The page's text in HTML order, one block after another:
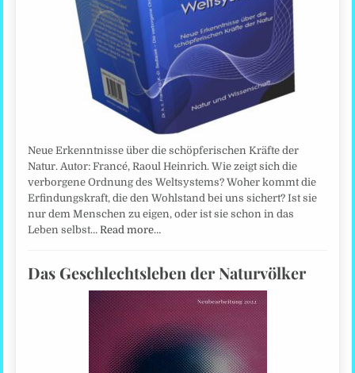
Neue Erkenntnisse über die schöpferischen Kräfte der
Natur. Autor: Francé, Raoul Heinrich. Wie zeigt sich die
verborgene Ordnung des Weltsystems? Woher kommt die
Erfindungskraft, die den Wohlstand bei uns sichert? Ist sie
nur dem Menschen zu eigen, oder ist sie schon in das
Leben selbst…Read more…
Das Geschlechtsleben der Naturvölker